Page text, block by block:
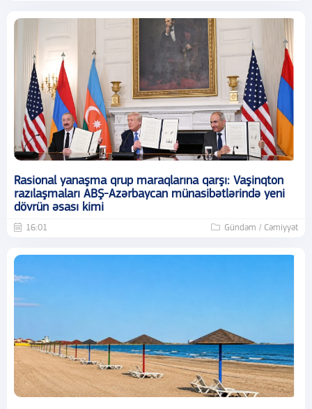
Rasional yanaşma qrup maraqlarına qarşı: Vaşinqton
razılaşmaları ABŞ-Azərbaycan münasibətlərində yeni
dövrün əsası kimi
16:01 Gündəm / Cəmiyyət